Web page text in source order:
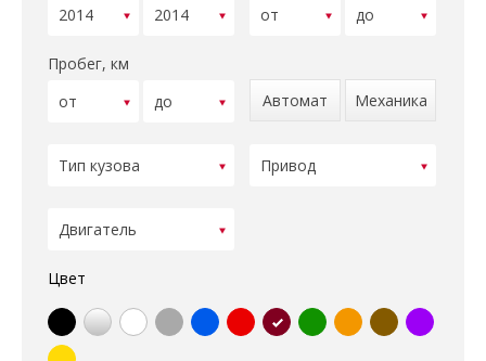
Пробег, км
Автомат
Механика
Цвет